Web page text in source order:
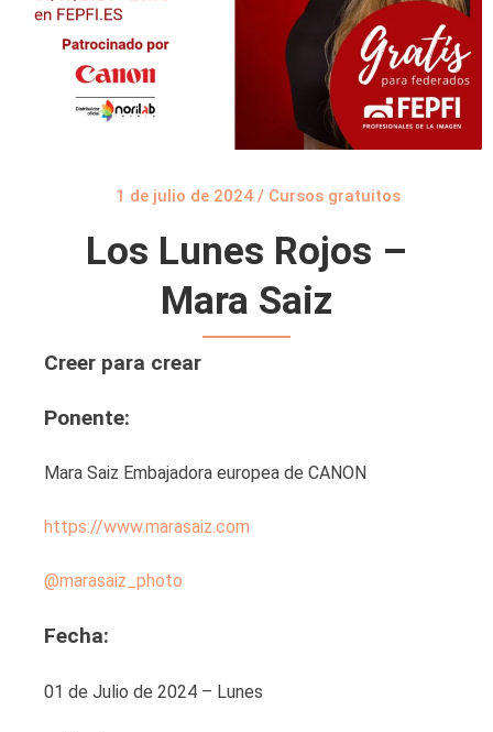
1 de julio de 2024/ Cursos gratuitos
Los Lunes Rojos –
Mara Saiz
Creer para crear
Ponente:
Mara Saiz Embajadora europea de CANON
https://www.marasaiz.com
@marasaiz_photo
Fecha:
01 de Julio de 2024 – Lunes